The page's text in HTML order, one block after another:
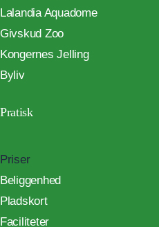
Lalandia Aquadome
Givskud Zoo
Kongernes Jelling
Byliv
Pratisk
Priser
Beliggenhed
Pladskort
Faciliteter